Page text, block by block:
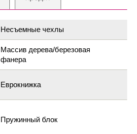
Несъемные чехлы
Массив дерева/березовая
фанера
Еврокнижка
Пружинный блок